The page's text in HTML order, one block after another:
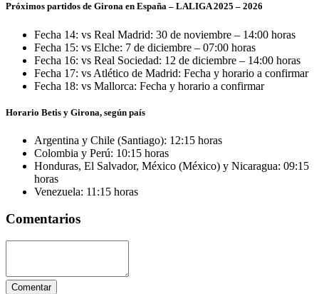
Próximos partidos de Girona en España – LALIGA 2025 – 2026
Fecha 14: vs Real Madrid: 30 de noviembre – 14:00 horas
Fecha 15: vs Elche: 7 de diciembre – 07:00 horas
Fecha 16: vs Real Sociedad: 12 de diciembre – 14:00 horas
Fecha 17: vs Atlético de Madrid: Fecha y horario a confirmar
Fecha 18: vs Mallorca: Fecha y horario a confirmar
Horario Betis y Girona, según país
Argentina y Chile (Santiago): 12:15 horas
Colombia y Perú: 10:15 horas
Honduras, El Salvador, México (México) y Nicaragua: 09:15
horas
Venezuela: 11:15 horas
Comentarios
Comentar